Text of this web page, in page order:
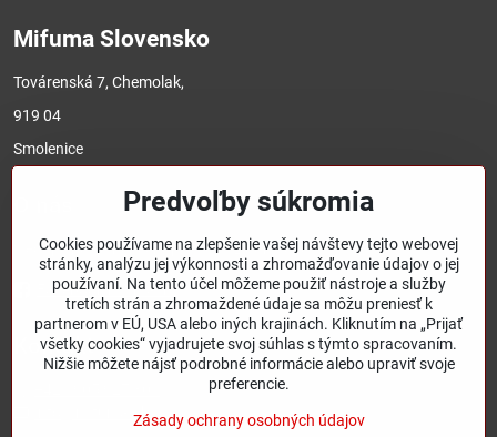
Mifuma Slovensko
Továrenská 7, Chemolak,
919 04
Smolenice
Sledujte nás a nenechajte si ujsť žiadnu akciu.
Facebook mifimask
Kontakt
info@mifuma.sk
Predvoľby súkromia
Cookies používame na zlepšenie vašej návštevy tejto webovej
stránky, analýzu jej výkonnosti a zhromažďovanie údajov o jej
používaní. Na tento účel môžeme použiť nástroje a služby
tretích strán a zhromaždené údaje sa môžu preniesť k
partnerom v EÚ, USA alebo iných krajinách. Kliknutím na „Prijať
všetky cookies“ vyjadrujete svoj súhlas s týmto spracovaním.
Nižšie môžete nájsť podrobné informácie alebo upraviť svoje
preferencie.
Zásady ochrany osobných údajov